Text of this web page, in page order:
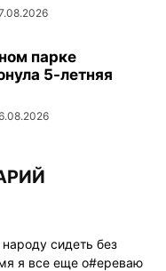
парке
5-летняя
сидеть без
я все еще о#ереваю